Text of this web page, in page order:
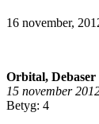
16 november,
Orbital, Debaser
15 november
Betyg: 4